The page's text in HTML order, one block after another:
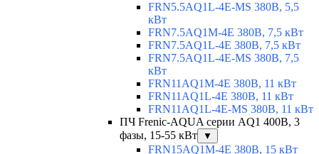
FRN5.5AQ1L-4E-MS 380В, 5,5
кВт
FRN7.5AQ1M-4E 380В, 7,5 кВт
FRN7.5AQ1L-4E 380В, 7,5 кВт
FRN7.5AQ1L-4E-MS 380В, 7,5
кВт
FRN11AQ1M-4E 380В, 11 кВт
FRN11AQ1L-4E 380В, 11 кВт
FRN11AQ1L-4E-MS 380В, 11 кВт
ПЧ Frenic-AQUA серии AQ1 400В, 3
фазы, 15-55 кВт
▼
FRN15AQ1M-4E 380В, 15 кВт